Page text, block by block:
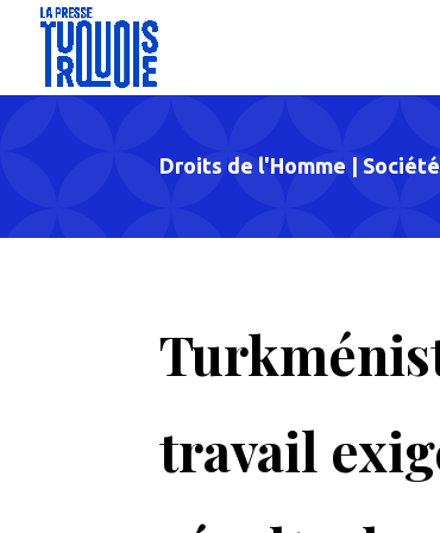
Droits de l'Homme | Société
travail